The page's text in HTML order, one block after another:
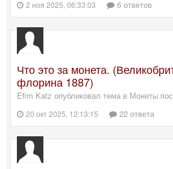
2 ноя 2025, 06:33:03 6 ответов
Что это за монета.
флорина 1887)
Efim Katz опубликовал тема в Монеты
20 окт 2025, 12:13:15 22 ответа